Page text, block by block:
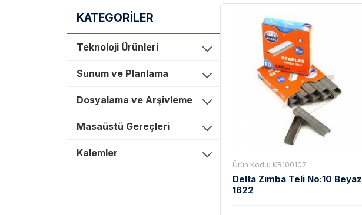
KATEGORİLER
Teknoloji Ürünleri
Sunum ve Planlama
Dosyalama ve Arşivleme
Masaüstü Gereçleri
Kalemler
Ürün Kodu: KR100107
Delta Zımba Teli No:10 Beyaz
1622